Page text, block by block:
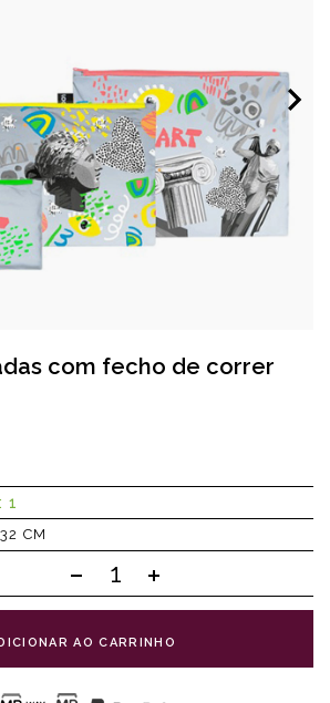
com fecho de correr
1
CM
AO CARRINHO